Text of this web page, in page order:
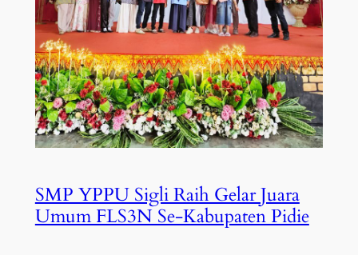
SMP YPPU Sigli Raih Gelar Juara
Umum FLS3N Se-Kabupaten Pidie